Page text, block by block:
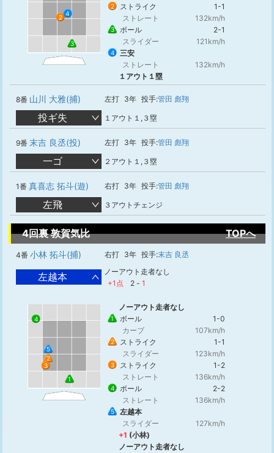
2
3
4
2 ストライク
1-1
ストレート
132km/h
3 ボール
2-1
スライダー
121km/h
4
三安
ストレート
132km/h
１アウト１塁
8番 山川 大雅(捕) 左打 3年 投手:管田 彪翔
投ギ失 １アウト１,３塁
9番 末吉 良丞(投) 左打 3年 投手:管田 彪翔
一ゴ ２アウト１,３塁
1番 真喜志 拓斗(遊) 右打 3年 投手:管田 彪翔
左飛 ３アウトチェンジ
4回裏 敦賀気比 TOPへ
4番 小林 拓斗(捕) 右打 3年 投手:末吉 良丞
左越本
ノーアウト走者なし
+1点
2 - 1
1
2
3
4
5
ノーアウト走者なし
1 ボール
1-0
カーブ
107km/h
2 ストライク
1-1
スライダー
123km/h
3 ストライク
1-2
ストレート
136km/h
4 ボール
2-2
ストレート
136km/h
5
左越本
スライダー
127km/h
+1 (小林)
ノーアウト走者なし